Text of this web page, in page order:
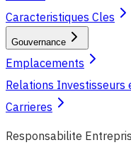
Caracteristiques Cles
Gouvernance
Emplacements
Relations Investisseurs
Carrieres
Responsabilite